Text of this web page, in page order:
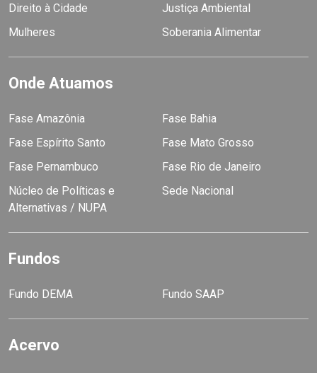
Direito à Cidade
Justiça Ambiental
Mulheres
Soberania Alimentar
Onde Atuamos
Fase Amazônia
Fase Bahia
Fase Espírito Santo
Fase Mato Grosso
Fase Pernambuco
Fase Rio de Janeiro
Núcleo de Políticas e
Alternativas / NUPA
Sede Nacional
Fundos
Fundo DEMA Fundo SAAP
Acervo